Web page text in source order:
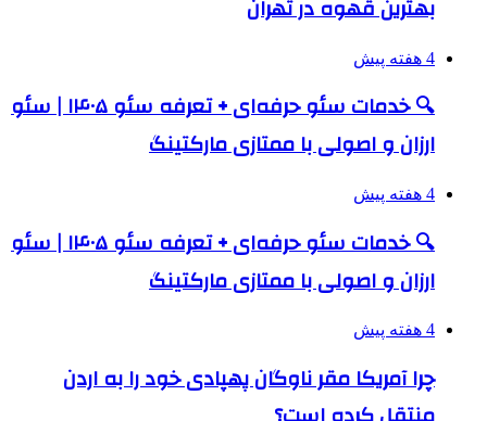
بهترین قهوه در تهران
4 هفته پیش
🔍 خدمات سئو حرفه‌ای + تعرفه سئو ۱۴۰۵ | سئو
ارزان و اصولی با ممتازی مارکتینگ
4 هفته پیش
🔍 خدمات سئو حرفه‌ای + تعرفه سئو ۱۴۰۵ | سئو
ارزان و اصولی با ممتازی مارکتینگ
4 هفته پیش
چرا آمریکا مقر ناوگان پهپادی خود را به اردن